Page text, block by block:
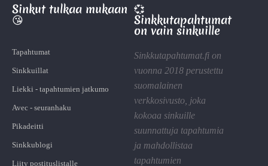
Sinkut tulkaa mukaan
😘
Tapahtumat
Sinkkuillat
Liekki - tapahtumien jatkumo
Avec - seuranhaku
Pikadeitti
Sinkkublogi
Liity postituslistalle
💞
Sinkkutapahtumat
on vain sinkuille
Sinkkutapahtumat.fi on
vuonna 2018 perustettu
suomalainen
verkkosivusto, joka
kokoaa sinkuille
suunnattuja tapahtumia
ja mahdollistaa
tapahtumien